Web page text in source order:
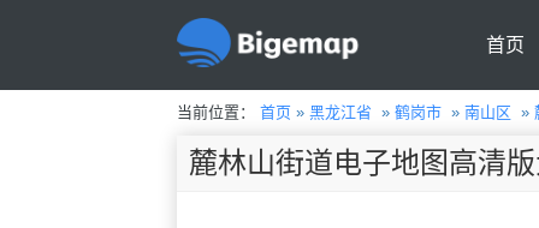
首页
当前位置： 首页» 黑龙江省 » 鹤岗市» 南山区 »
麓林山街道电子地图高清